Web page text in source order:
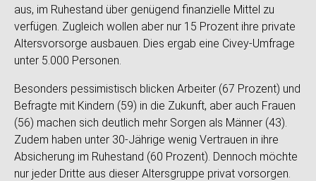
aus, im Ruhestand über genügend finanzielle Mittel zu
verfügen. Zugleich wollen aber nur 15 Prozent ihre private
Altersvorsorge ausbauen. Dies ergab eine Civey-Umfrage
unter 5.000 Personen.
Besonders pessimistisch blicken Arbeiter (67 Prozent) und
Befragte mit Kindern (59) in die Zukunft, aber auch Frauen
(56) machen sich deutlich mehr Sorgen als Männer (43).
Zudem haben unter 30-Jährige wenig Vertrauen in ihre
Absicherung im Ruhestand (60 Prozent). Dennoch möchte
nur jeder Dritte aus dieser Altersgruppe privat vorsorgen.